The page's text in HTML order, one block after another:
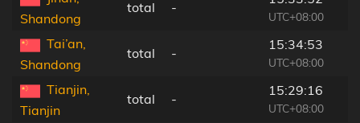
Shandong
total -
UTC+08:00
Tai’an,
Shandong
total -
15:34:53
UTC+08:00
Tianjin,
Tianjin
total -
15:29:16
UTC+08:00